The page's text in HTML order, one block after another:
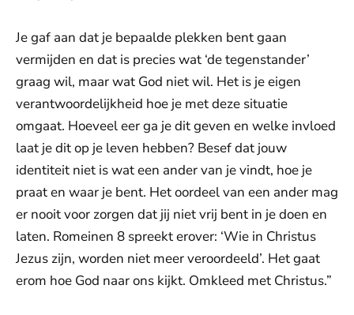
Je gaf aan dat je bepaalde plekken bent gaan
vermijden en dat is precies wat ‘de tegenstander’
graag wil, maar wat God niet wil. Het is je eigen
verantwoordelijkheid hoe je met deze situatie
omgaat. Hoeveel eer ga je dit geven en welke invloed
laat je dit op je leven hebben? Besef dat jouw
identiteit niet is wat een ander van je vindt, hoe je
praat en waar je bent. Het oordeel van een ander mag
er nooit voor zorgen dat jij niet vrij bent in je doen en
laten. Romeinen 8 spreekt erover: ‘Wie in Christus
Jezus zijn, worden niet meer veroordeeld’. Het gaat
erom hoe God naar ons kijkt. Omkleed met Christus.”